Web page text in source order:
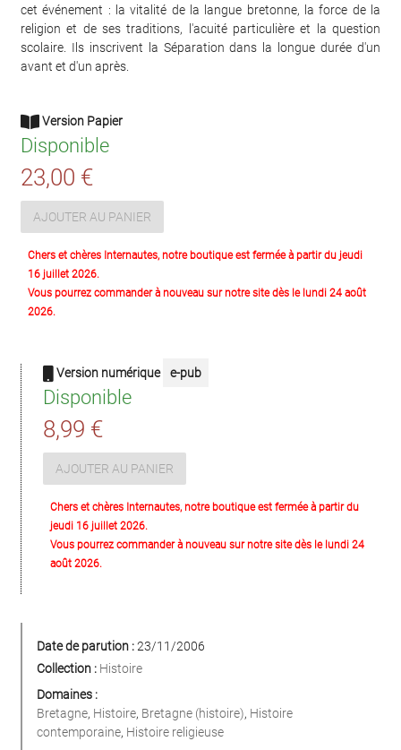
cet événement : la vitalité de la langue bretonne, la force de la
religion et de ses traditions, l'acuité particulière et la question
scolaire. Ils inscrivent la Séparation dans la longue durée d'un
avant et d'un après.
Version Papier
Disponible
23,00 €
AJOUTER AU PANIER
Chers et chères Internautes, notre boutique est fermée à partir du jeudi
16 juillet 2026.
Vous pourrez commander à nouveau sur notre site dès le lundi 24 août
2026.
Version numérique e-pub
Disponible
8,99 €
AJOUTER AU PANIER
Chers et chères Internautes, notre boutique est fermée à partir du
jeudi 16 juillet 2026.
Vous pourrez commander à nouveau sur notre site dès le lundi 24
août 2026.
Date de parution :23/11/2006
Collection : Histoire
Domaines :
Bretagne, Histoire, Bretagne (histoire), Histoire
contemporaine, Histoire religieuse